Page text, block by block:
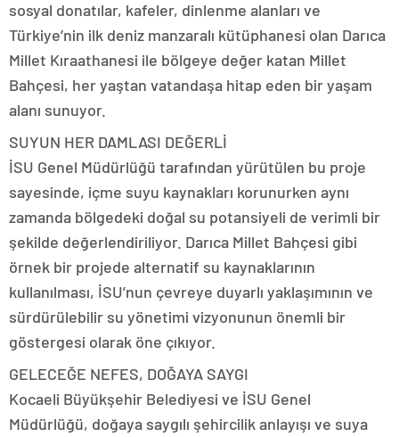
sosyal donatılar, kafeler, dinlenme alanları ve
Türkiye’nin ilk deniz manzaralı kütüphanesi olan Darıca
Millet Kıraathanesi ile bölgeye değer katan Millet
Bahçesi, her yaştan vatandaşa hitap eden bir yaşam
alanı sunuyor.
SUYUN HER DAMLASI DEĞERLİ
İSU Genel Müdürlüğü tarafından yürütülen bu proje
sayesinde, içme suyu kaynakları korunurken aynı
zamanda bölgedeki doğal su potansiyeli de verimli bir
şekilde değerlendiriliyor. Darıca Millet Bahçesi gibi
örnek bir projede alternatif su kaynaklarının
kullanılması, İSU’nun çevreye duyarlı yaklaşımının ve
sürdürülebilir su yönetimi vizyonunun önemli bir
göstergesi olarak öne çıkıyor.
GELECEĞE NEFES, DOĞAYA SAYGI
Kocaeli Büyükşehir Belediyesi ve İSU Genel
Müdürlüğü, doğaya saygılı şehircilik anlayışı ve suya